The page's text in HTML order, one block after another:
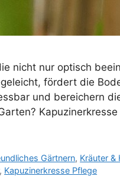
nicht nur optisch
fördert die
und bereichern
Gärtnern, Kräuter &
, Kapuzinerkresse Pflege